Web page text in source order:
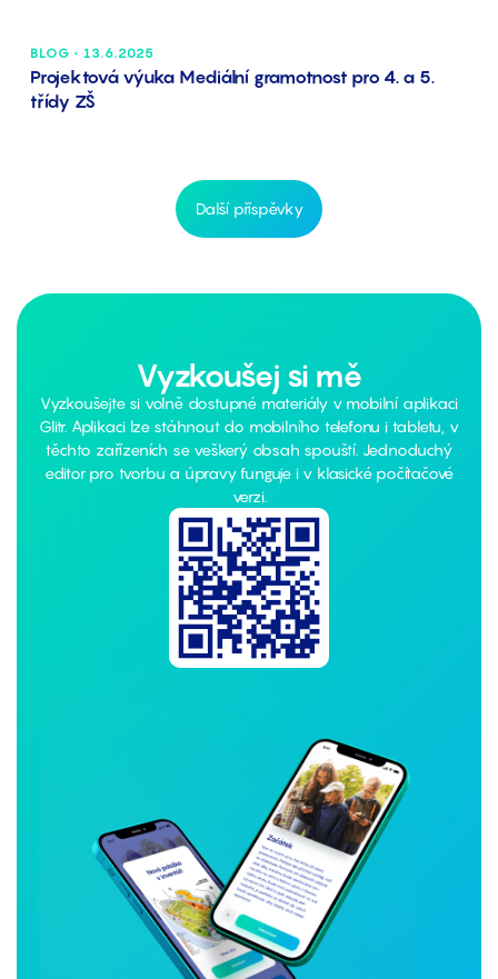
BLOG • 13.6.2025
Projektová výuka Mediální gramotnost pro 4. a 5.
třídy ZŠ
Další příspěvky
Vyzkoušej si mě
Vyzkoušejte si volně dostupné materiály v mobilní aplikaci
Glitr. Aplikaci lze stáhnout do mobilního telefonu i tabletu, v
těchto zařízeních se veškerý obsah spouští. Jednoduchý
editor pro tvorbu a úpravy funguje i v klasické počítačové
verzi.